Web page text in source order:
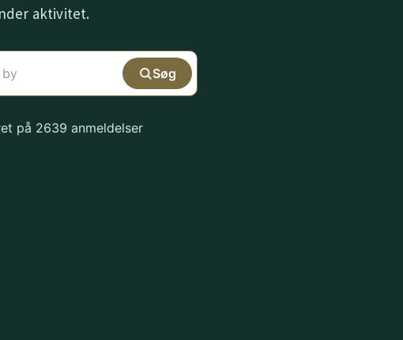
aktivitet.
Søg
på 2639 anmeldelser